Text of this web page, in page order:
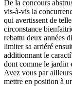
De la concours
vis-à-vis la
qui avertissent de
circonstance
rebattu deux années
limiter sa arriéré
additionnant le
dont comme le jardin
Avez vous par
mettre en position à